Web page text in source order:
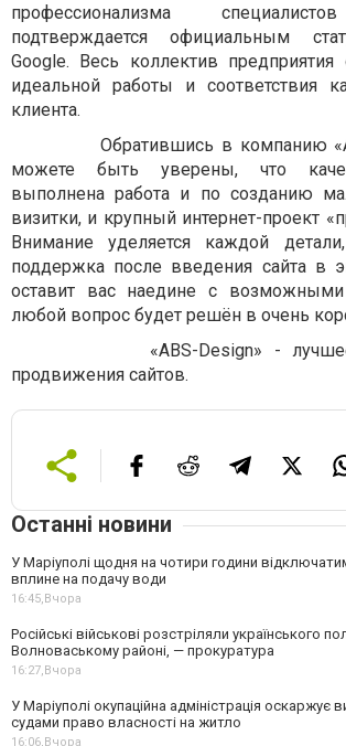
профессионализма
подтверждается официальным
Google. Весь коллектив
идеальной работы и соответствия
клиента.
Обратившись в компанию «
можете быть уверены, что
выполнена работа и по созданию
визитки, и крупный интернет-проект
Внимание уделяется каждой
поддержка после введения сайта в
оставит вас наедине с
любой вопрос будет решён в очень
«ABS-Design» -
продвижения сайтов.
Останні новини
У Маріуполі щодня на чотири години
вплине на подачу води
16:45,Вчора
Російські військові розстріляли українського
Волноваському районі, — прокуратура
16:27,Вчора
У Маріуполі окупаційна адміністрація оскаржує
судами право власності на житло
16:06,Вчора